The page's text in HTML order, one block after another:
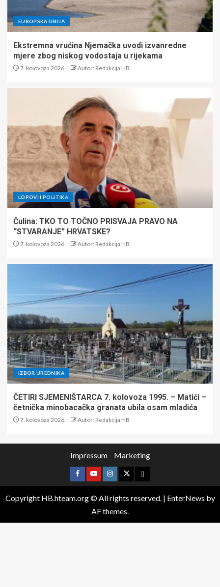
EUROPSKA UNIJA
Ekstremna vrućina Njemačka uvodi izvanredne
mjere zbog niskog vodostaja u rijekama
7. kolovoza 2026. Autor: Redakcija HB
LOPOVI I POLITIKA
Čulina: TKO TO TOČNO PRISVAJA PRAVO NA
“STVARANJE” HRVATSKE?
7. kolovoza 2026. Autor: Redakcija HB
IZBOR UREDNIKA
ČETIRI SJEMENIŠTARCA 7. kolovoza 1995. – Matići –
četnička minobacačka granata ubila osam mladića
7. kolovoza 2026. Autor: Redakcija HB
Impressum Marketing
Copyright HB.hteam.org © All rights reserved. | EnterNews by
AF themes.